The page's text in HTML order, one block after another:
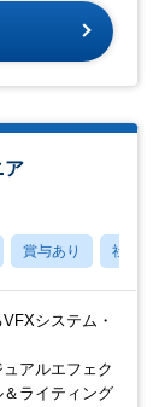
ア
賞与あり 社宅・
システム・
アルエフェク
＆ライティング